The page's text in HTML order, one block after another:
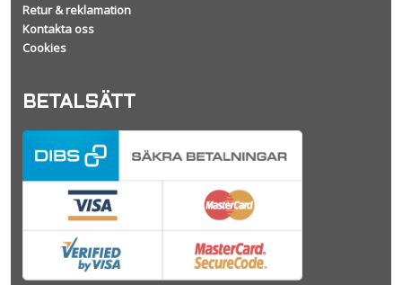
Retur & reklamation
Kontakta oss
Cookies
BETALSÄTT